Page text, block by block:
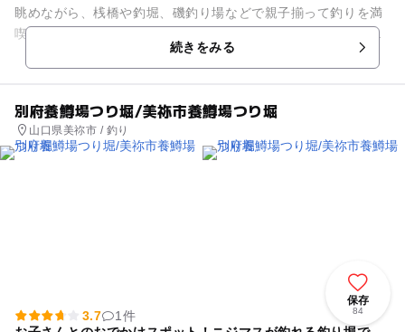
眺めながら、桟橋や釣堀、磯釣り場などで親子揃って釣りを満
喫できます。毎年初夏になると人気のランチ「鯛のお刺身定
食」が始まりますので、そちら...
続きをみる
別府養鱒場つり堀/美祢市養鱒場つり堀
山口県美祢市 / 釣り
保存
84
3.7
1件